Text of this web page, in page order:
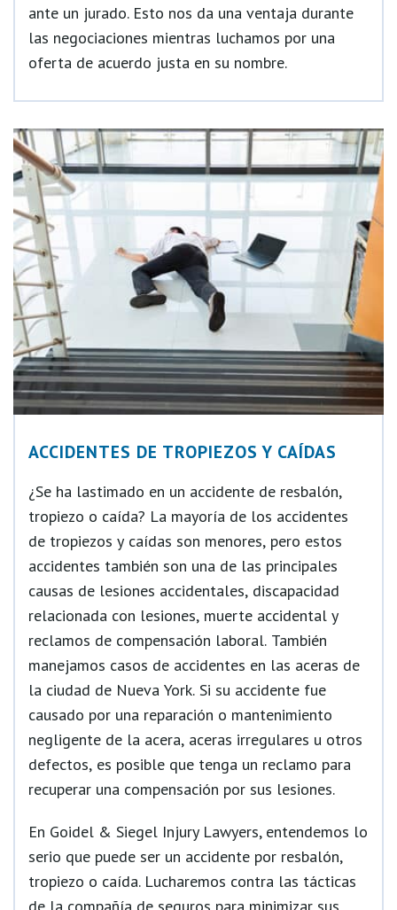
ante un jurado. Esto nos da una ventaja durante
las negociaciones mientras luchamos por una
oferta de acuerdo justa en su nombre.
ACCIDENTES DE TROPIEZOS Y CAÍDAS
¿Se ha lastimado en un accidente de resbalón,
tropiezo o caída? La mayoría de los accidentes
de tropiezos y caídas son menores, pero estos
accidentes también son una de las principales
causas de lesiones accidentales, discapacidad
relacionada con lesiones, muerte accidental y
reclamos de compensación laboral. También
manejamos casos de accidentes en las aceras de
la ciudad de Nueva York. Si su accidente fue
causado por una reparación o mantenimiento
negligente de la acera, aceras irregulares u otros
defectos, es posible que tenga un reclamo para
recuperar una compensación por sus lesiones.
En Goidel & Siegel Injury Lawyers, entendemos lo
serio que puede ser un accidente por resbalón,
tropiezo o caída. Lucharemos contra las tácticas